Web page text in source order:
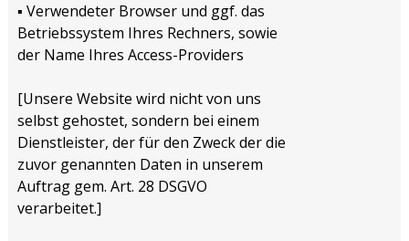
▪ Verwendeter Browser und ggf. das
Betriebssystem Ihres Rechners, sowie
der Name Ihres Access-Providers
[Unsere Website wird nicht von uns
selbst gehostet, sondern bei einem
Dienstleister, der für den Zweck der die
zuvor genannten Daten in unserem
Auftrag gem. Art. 28 DSGVO
verarbeitet.]